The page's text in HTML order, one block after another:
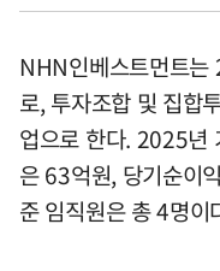
NHN인베스트먼트는
로, 투자조합 및 집합
업으로 한다. 2025년
은 63억원, 당기순이
준 임직원은 총 4명이